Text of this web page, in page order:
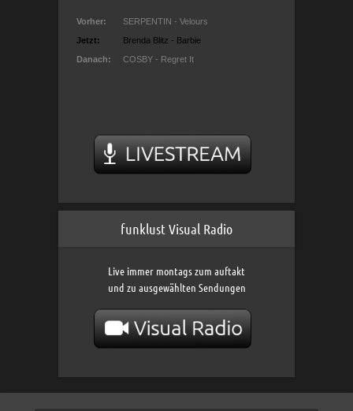
funklust Visual Radio
Live immer montags zum auftakt
und zu ausgewählten Sendungen